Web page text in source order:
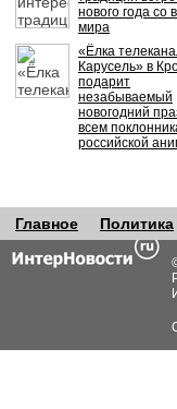
нового года со
мира
«Ёлка
Карусель» в
подарит
незабываемый
новогодний
всем
российской
Главное Политика